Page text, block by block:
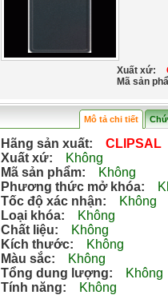
Xuất xứ:
Mã sản
Mô tả chi tiết
Hãng sản xuất:
CLIPSAL
Xuất xứ:
Không
Mã sản phẩm:
Không
Phương thức mở khóa:
Tốc độ xác nhận:
Không
Loại khóa:
Không
Chất liệu:
Không
Kích thước:
Không
Màu sắc:
Không
Tổng dung lượng:
Không
Tính năng:
Không